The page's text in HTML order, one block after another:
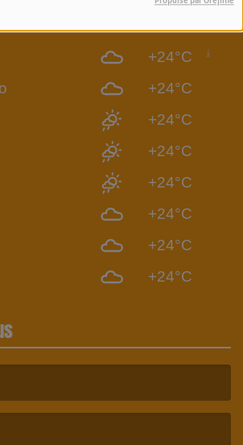
+24°C
+24°C
+24°C
+24°C
+24°C
+24°C
+24°C
+24°C